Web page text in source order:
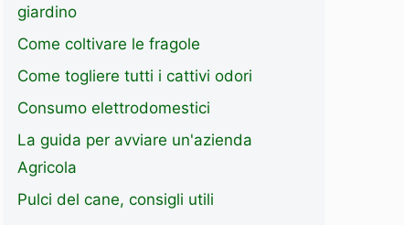
giardino
Come coltivare le fragole
Come togliere tutti i cattivi odori
Consumo elettrodomestici
La guida per avviare un'azienda
Agricola
Pulci del cane, consigli utili